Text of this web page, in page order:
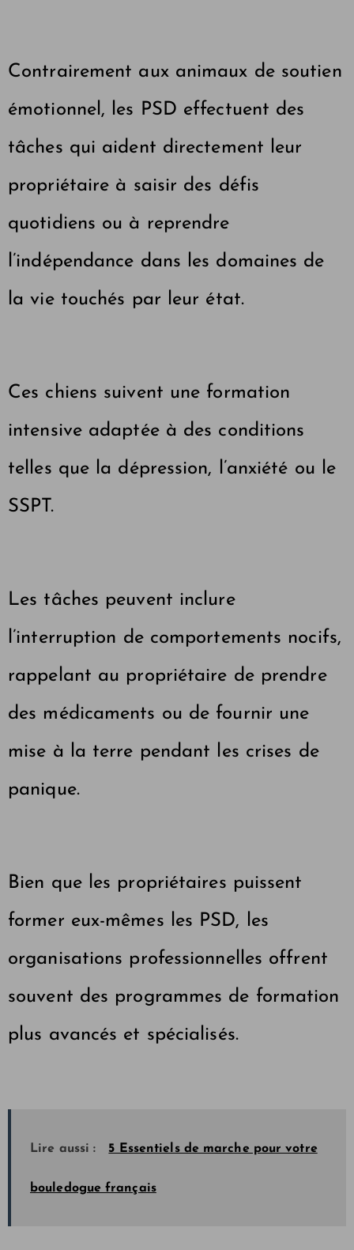
Contrairement aux animaux de soutien
émotionnel, les PSD effectuent des
tâches qui aident directement leur
propriétaire à saisir des défis
quotidiens ou à reprendre
l’indépendance dans les domaines de
la vie touchés par leur état.
Ces chiens suivent une formation
intensive adaptée à des conditions
telles que la dépression, l’anxiété ou le
SSPT.
Les tâches peuvent inclure
l’interruption de comportements nocifs,
rappelant au propriétaire de prendre
des médicaments ou de fournir une
mise à la terre pendant les crises de
panique.
Bien que les propriétaires puissent
former eux-mêmes les PSD, les
organisations professionnelles offrent
souvent des programmes de formation
plus avancés et spécialisés.
Lire aussi : 5 Essentiels de marche pour votre
bouledogue français